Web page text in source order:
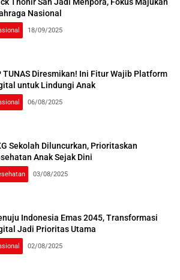
Nasional
18/09/2025
TUNAS Diresmikan! Ini Fitur Wajib Platform
untuk Lindungi Anak
06/08/2025
Sekolah Diluncurkan, Prioritaskan
Anak Sejak Dini
03/08/2025
Indonesia Emas 2045, Transformasi
Jadi Prioritas Utama
02/08/2025